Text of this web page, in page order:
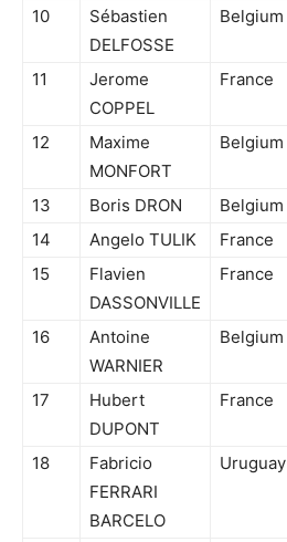
10
Sébastien
DELFOSSE
Belgium
11
Jerome
COPPEL
France
12
Maxime
MONFORT
Belgium
13 Boris DRON Belgium
14
Angelo TULIK France
15
Flavien
DASSONVILLE
France
16
Antoine
WARNIER
Belgium
17
Hubert
DUPONT
France
18
Fabricio
FERRARI
BARCELO
Uruguay